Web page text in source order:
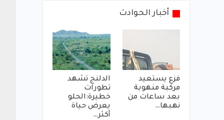
أخبار الحوادث
فزع يستعيد
مركبة منهوبة
بعد ساعات من
نهبها…
الدلنج تشهد
تطورات
خطيرة:الحلو
يعرض حياة
أكثر…